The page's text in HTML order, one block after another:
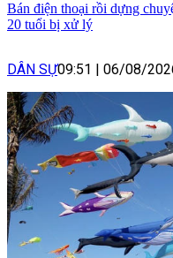
Bán điện thoại rồi dựng
20 tuổi bị xử lý
DÂN SỰ09:51 | 06/08/